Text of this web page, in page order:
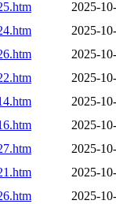
2025-
2025-
2025-
2025-
2025-
2025-
2025-
2025-
2025-